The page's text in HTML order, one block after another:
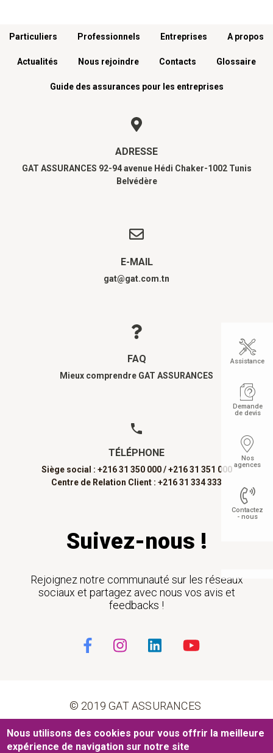
Menu footer
Particuliers Professionnels Entreprises A propos
Actualités Nous rejoindre Contacts Glossaire
Guide des assurances pour les entreprises
ADRESSE
GAT ASSURANCES 92-94 avenue Hédi Chaker-1002 Tunis
Belvédère
E-MAIL
gat@gat.com.tn
FAQ
Mieux comprendre GAT ASSURANCES
TÉLÉPHONE
Siège social : +216 31 350 000 / +216 31 351 000
Centre de Relation Client : +216 31 334 333
Suivez-nous !
Rejoignez notre communauté sur les réseaux
sociaux et partagez avec nous vos avis et
feedbacks !
© 2019 GAT ASSURANCES
Pied de page
Conditions générales d’utilisation
Float
Assistance
Demande
de devis
Nos
agences
Contactez
- nous
Nous utilisons des cookies pour vous offrir la meilleure
expérience de navigation sur notre site